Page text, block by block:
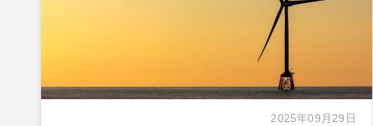
2025年09月29日